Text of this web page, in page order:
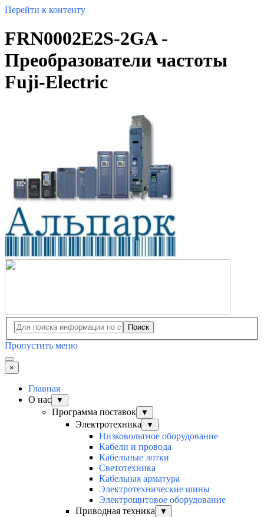
Перейти к контенту
FRN0002E2S-2GA -
Преобразователи частоты
Fuji-Electric
Поиск
Пропустить меню
×
Главная
О нас
▼
Программа поставок ▼
Электротехника ▼
Низковольтное оборудование
Кабели и провода
Кабельные лотки
Светотехника
Кабельная арматура
Электротехнические шины
Электрощитовое оборудование
Приводная техника
▼